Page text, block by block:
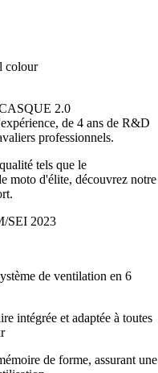
colour
2.0
de 4 ans de R&D
professionnels.
tels que le
moto d'élite, découvrez notre
SEI 2023
de ventilation en 6
intégrée et adaptée à toutes
de forme, assurant une